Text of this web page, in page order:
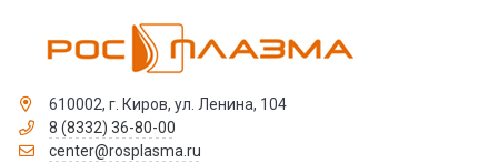
610002, г. Киров, ул. Ленина, 104
8 (8332) 36-80-00
center@rosplasma.ru